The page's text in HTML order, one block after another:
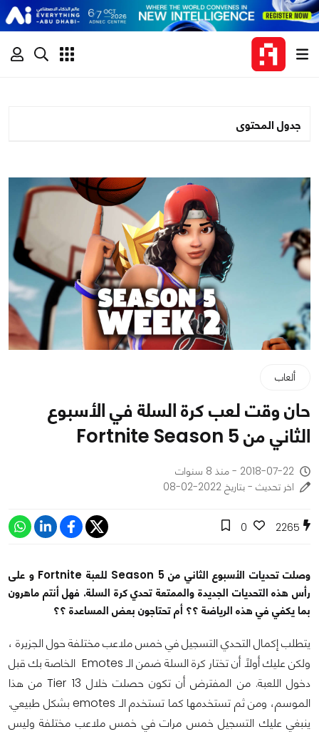
جدول المحتوى
ألعاب
حان وقت لعب كرة السلة في الأسبوع
الثاني من Fortnite Season 5
2018-07-22 - منذ 8 سنوات
اخر تحديث - بتاريخ 2022-02-08
2265
0
وصلت تحديات الأسبوع الثاني من Season 5 للعبة Fortnite و على
رأس هذه التحديات الجديدة والممتعة تحدي كرة السلة. فهل أنتم ماهرون
بما يكفي في هذه الرياضة ؟؟ أم تحتاجون بعض المساعدة ؟؟
يتطلب إكمال التحدي التسجيل في خمس ملاعب مختلفة حول الجزيرة ،
ولكن عليك أولاً أن تختار كرة السلة ضمن الـ Emotes الخاصة بك قبل
دخول اللعبة. من المفترض أن تكون حصلت خلال Tier 13 من هذا
الموسم، ومن ثم تستخدمها كما تستخدم الـ emotes بشكل طبيعي.
ينبغي عليك التسجيل خمس مرات في خمس ملاعب مختلفة وليس